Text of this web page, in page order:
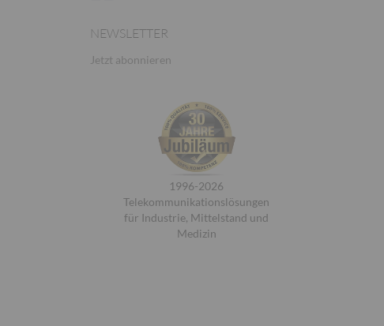
NEWSLETTER
Jetzt abonnieren
1996-2026
Telekommunikationslösungen
für Industrie, Mittelstand und
Medizin